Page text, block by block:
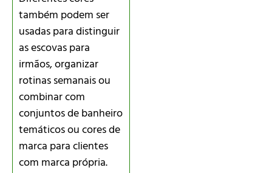
também podem ser
usadas para distinguir
as escovas para
irmãos, organizar
rotinas semanais ou
combinar com
conjuntos de banheiro
temáticos ou cores de
marca para clientes
com marca própria.